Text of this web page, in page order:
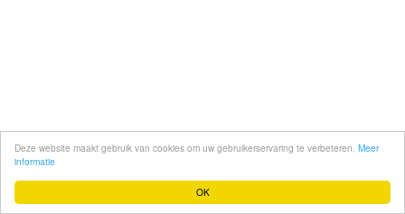
OK
Deze website maakt gebruik van cookies om uw gebruikerservaring te verbeteren. Meer
informatie